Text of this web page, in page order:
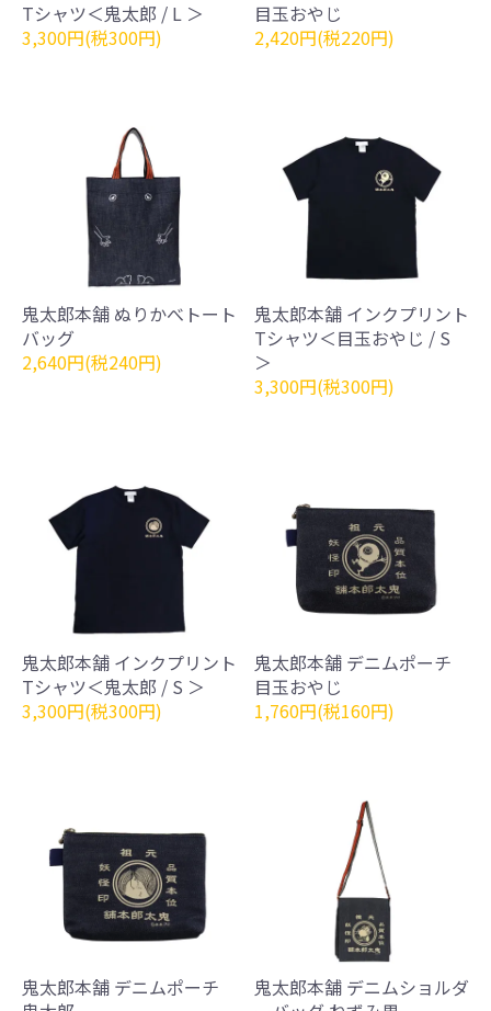
Tシャツ＜鬼太郎 / L ＞
3,300円(税300円)
目玉おやじ
2,420円(税220円)
鬼太郎本舗 ぬりかべトート
バッグ
2,640円(税240円)
鬼太郎本舗 インクプリント
Tシャツ＜目玉おやじ / S
＞
3,300円(税300円)
鬼太郎本舗 インクプリント
Tシャツ＜鬼太郎 / S ＞
3,300円(税300円)
鬼太郎本舗 デニムポーチ
目玉おやじ
1,760円(税160円)
鬼太郎本舗 デニムポーチ
鬼太郎本舗 デニムショルダ